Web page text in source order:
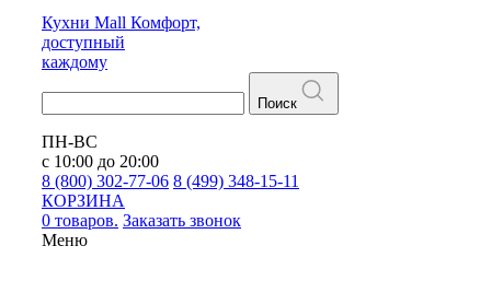
Кухни Mall Комфорт,
доступный
каждому
Поиск
ПН-ВС
с 10:00 до 20:00
8 (800) 302-77-06 8 (499) 348-15-11
КОРЗИНА
0 товаров. Заказать звонок
Меню